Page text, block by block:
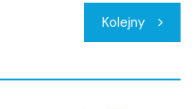
Kolejny